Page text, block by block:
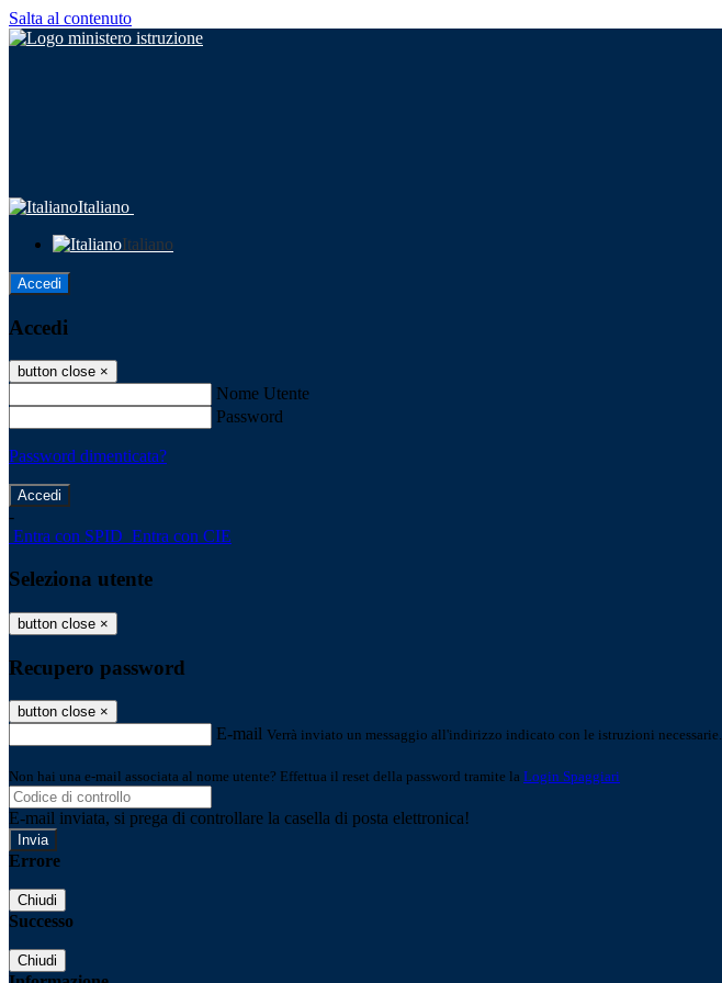
Salta al contenuto
Italiano
Italiano
Accedi
Accedi
button close ×
Nome Utente
Password
Password dimenticata?
-
Entra con SPID Entra con CIE
Seleziona utente
button close ×
Recupero password
button close ×
E-mail Verrà inviato un messaggio all'indirizzo indicato con le istruzioni necessarie.
Non hai una e-mail associata al nome utente? Effettua il reset della password tramite la Login Spaggiari
E-mail inviata, si prega di controllare la casella di posta elettronica!
Errore
Chiudi
Successo
Chiudi